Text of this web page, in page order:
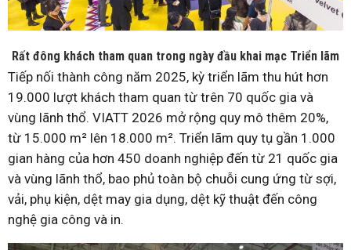
Rất đông khách tham quan trong ngày đầu khai mạc Triển lãm
Tiếp nối thành công năm 2025, kỳ triển lãm thu hút hơn
19.000 lượt khách tham quan từ trên 70 quốc gia và
vùng lãnh thổ. VIATT 2026 mở rộng quy mô thêm 20%,
từ 15.000 m² lên 18.000 m². Triển lãm quy tụ gần 1.000
gian hàng của hơn 450 doanh nghiệp đến từ 21 quốc gia
và vùng lãnh thổ, bao phủ toàn bộ chuỗi cung ứng từ sợi,
vải, phụ kiện, dệt may gia dụng, dệt kỹ thuật đến công
nghệ gia công và in.